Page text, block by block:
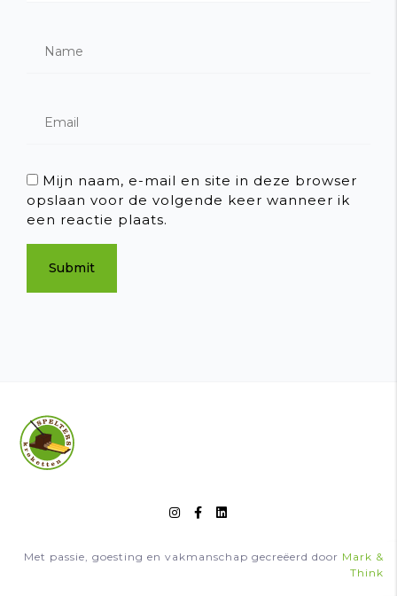
Mijn naam, e-mail en site in deze browser
opslaan voor de volgende keer wanneer ik
een reactie plaats.
Submit
Met passie, goesting en vakmanschap gecreëerd door Mark &
Think